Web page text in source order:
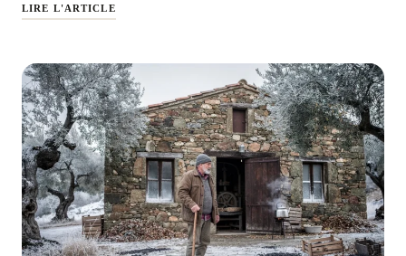
LIRE L'ARTICLE